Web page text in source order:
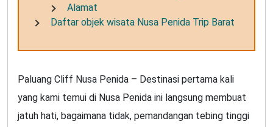
Alamat
Daftar objek wisata Nusa Penida Trip Barat
Paluang Cliff Nusa Penida – Destinasi pertama kali
yang kami temui di Nusa Penida ini langsung membuat
jatuh hati, bagaimana tidak, pemandangan tebing tinggi